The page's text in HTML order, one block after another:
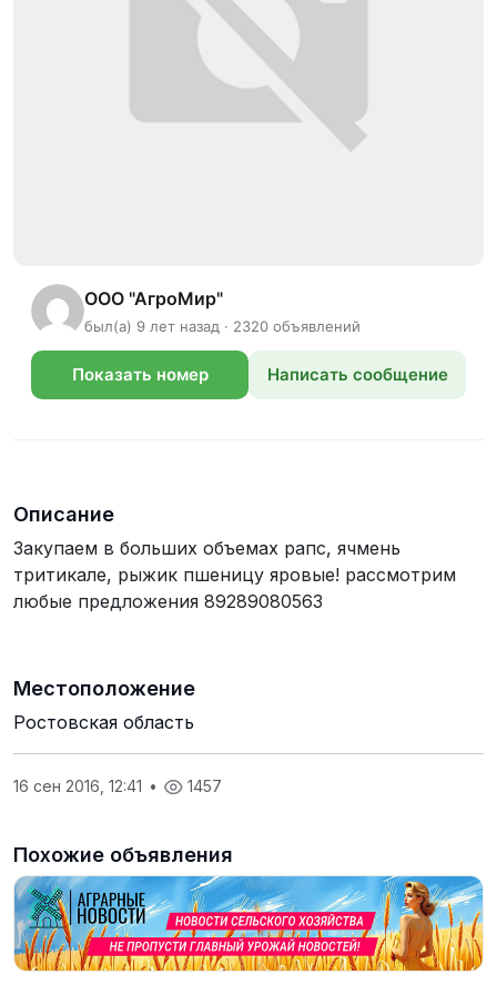
ООО "АгроМир"
был(а) 9 лет назад · 2320 объявлений
Показать номер Написать сообщение
Описание
Закупаем в больших объемах рапс, ячмень
тритикале, рыжик пшеницу яровые! рассмотрим
любые предложения 89289080563
Местоположение
Ростовская область
16 сен 2016, 12:41 • 1457
Похожие объявления